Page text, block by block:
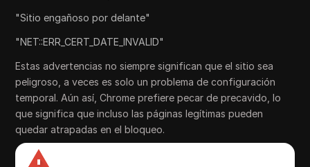
"Sitio engañoso por delante"
"NET::ERR_CERT_DATE_INVALID"
Estas advertencias no siempre significan que el sitio sea
peligroso, a veces es solo un problema de configuración
temporal. Aún así, Chrome prefiere pecar de precavido, lo
que significa que incluso las páginas legítimas pueden
quedar atrapadas en el bloqueo.